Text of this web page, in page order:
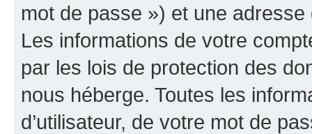
mot de passe ») et une
Les informations de votre
par les lois de protection des
nous héberge. Toutes les
d’utilisateur, de votre mot de